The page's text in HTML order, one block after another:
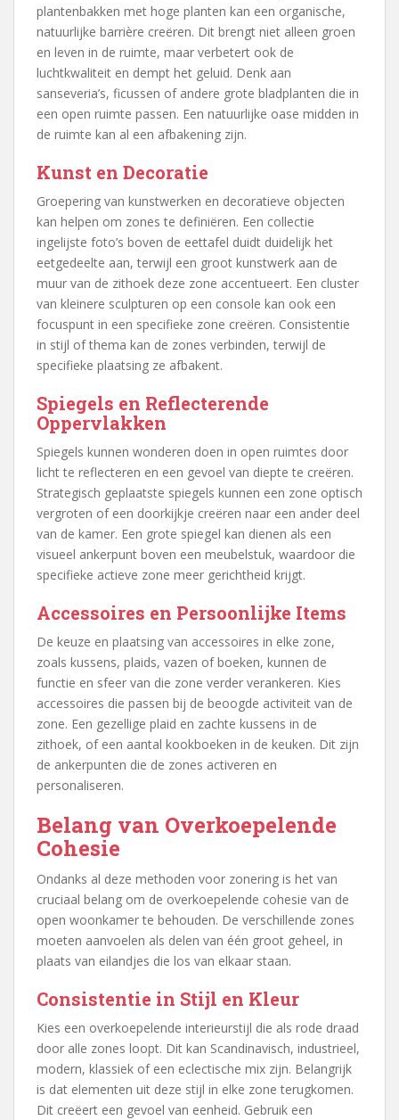
plantenbakken met hoge planten kan een organische,
natuurlijke barrière creëren. Dit brengt niet alleen groen
en leven in de ruimte, maar verbetert ook de
luchtkwaliteit en dempt het geluid. Denk aan
sanseveria’s, ficussen of andere grote bladplanten die in
een open ruimte passen. Een natuurlijke oase midden in
de ruimte kan al een afbakening zijn.
Kunst en Decoratie
Groepering van kunstwerken en decoratieve objecten
kan helpen om zones te definiëren. Een collectie
ingelijste foto’s boven de eettafel duidt duidelijk het
eetgedeelte aan, terwijl een groot kunstwerk aan de
muur van de zithoek deze zone accentueert. Een cluster
van kleinere sculpturen op een console kan ook een
focuspunt in een specifieke zone creëren. Consistentie
in stijl of thema kan de zones verbinden, terwijl de
specifieke plaatsing ze afbakent.
Spiegels en Reflecterende
Oppervlakken
Spiegels kunnen wonderen doen in open ruimtes door
licht te reflecteren en een gevoel van diepte te creëren.
Strategisch geplaatste spiegels kunnen een zone optisch
vergroten of een doorkijkje creëren naar een ander deel
van de kamer. Een grote spiegel kan dienen als een
visueel ankerpunt boven een meubelstuk, waardoor die
specifieke actieve zone meer gerichtheid krijgt.
Accessoires en Persoonlijke Items
De keuze en plaatsing van accessoires in elke zone,
zoals kussens, plaids, vazen of boeken, kunnen de
functie en sfeer van die zone verder verankeren. Kies
accessoires die passen bij de beoogde activiteit van de
zone. Een gezellige plaid en zachte kussens in de
zithoek, of een aantal kookboeken in de keuken. Dit zijn
de ankerpunten die de zones activeren en
personaliseren.
Belang van Overkoepelende
Cohesie
Ondanks al deze methoden voor zonering is het van
cruciaal belang om de overkoepelende cohesie van de
open woonkamer te behouden. De verschillende zones
moeten aanvoelen als delen van één groot geheel, in
plaats van eilandjes die los van elkaar staan.
Consistentie in Stijl en Kleur
Kies een overkoepelende interieurstijl die als rode draad
door alle zones loopt. Dit kan Scandinavisch, industrieel,
modern, klassiek of een eclectische mix zijn. Belangrijk
is dat elementen uit deze stijl in elke zone terugkomen.
Dit creëert een gevoel van eenheid. Gebruik een